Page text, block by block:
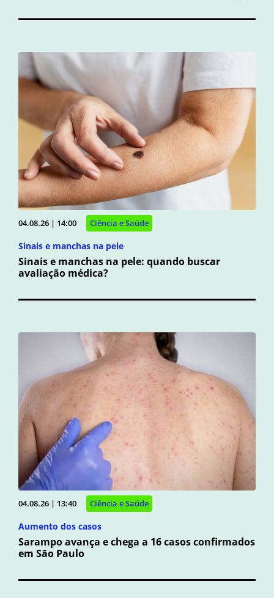
04.08.26 | 14:00 Ciência e Saúde
Sinais e manchas na pele
Sinais e manchas na pele: quando buscar
avaliação médica?
04.08.26 | 13:40 Ciência e Saúde
Aumento dos casos
Sarampo avança e chega a 16 casos confirmados
em São Paulo